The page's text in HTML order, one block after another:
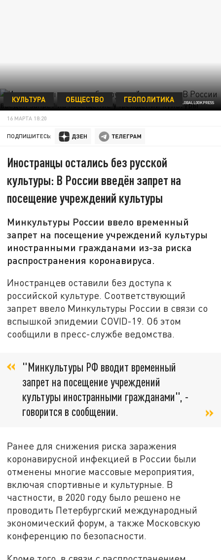
ФОТО: ANATOLY LOMOHOV/GLOBALLOOKPRESS
КУЛЬТУРА ОБЩЕСТВО ГЕОПОЛИТИКА
16 МАРТА 18:20
ПОДПИШИТЕСЬ:
Иностранцы остались без русской
культуры: В России введён запрет на
посещение учреждений культуры
Минкультуры России ввело временный
запрет на посещение учреждений культуры
иностранными гражданами из-за риска
распространения коронавируса.
Иностранцев оставили без доступа к
российской культуре. Соответствующий
запрет ввело Минкультуры России в связи со
вспышкой эпидемии COVID-19. Об этом
сообщили в пресс-службе ведомства.
"Минкультуры РФ вводит временный
запрет на посещение учреждений
культуры иностранными гражданами", -
говорится в сообщении.
Ранее для снижения риска заражения
коронавирусной инфекцией в России были
отменены многие массовые мероприятия,
включая спортивные и культурные. В
частности, в 2020 году было решено не
проводить Петербургский международный
экономический форум, а также Московскую
конференцию по безопасности.